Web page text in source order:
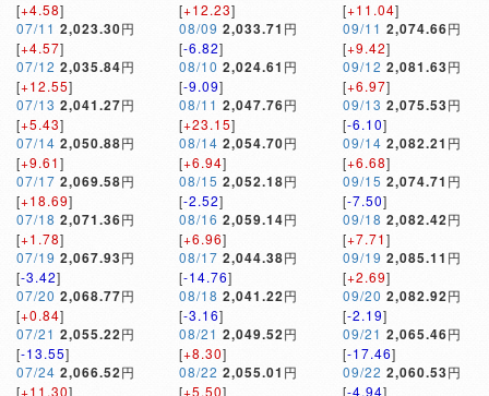
[+4.58]
07/11 2,023.30円
[+4.57]
07/12 2,035.84円
[+12.55]
07/13 2,041.27円
[+5.43]
07/14 2,050.88円
[+9.61]
07/17 2,069.58円
[+18.69]
07/18 2,071.36円
[+1.78]
07/19 2,067.93円
[-3.42]
07/20 2,068.77円
[+0.84]
07/21 2,055.22円
[-13.55]
07/24 2,066.52円
[+11.30]
[+12.23]
08/09 2,033.71 円
[-6.82]
08/10 2,024.61 円
[-9.09]
08/11 2,047.76円
[+23.15]
08/14 2,054.70円
[+6.94]
08/15 2,052.18円
[-2.52]
08/16 2,059.14円
[+6.96]
08/17 2,044.38円
[-14.76]
08/18 2,041.22円
[-3.16]
08/21 2,049.52円
[+8.30]
08/22 2,055.01 円
[+5.50]
[+11.04]
09/11 2,074.66円
[+9.42]
09/12 2,081.63円
[+6.97]
09/13 2,075.53円
[-6.10]
09/14 2,082.21 円
[+6.68]
09/15 2,074.71 円
[-7.50]
09/18 2,082.42円
[+7.71]
09/19 2,085.11 円
[+2.69]
09/20 2,082.92円
[-2.19]
09/21 2,065.46円
[-17.46]
09/22 2,060.53円
[-4.94]